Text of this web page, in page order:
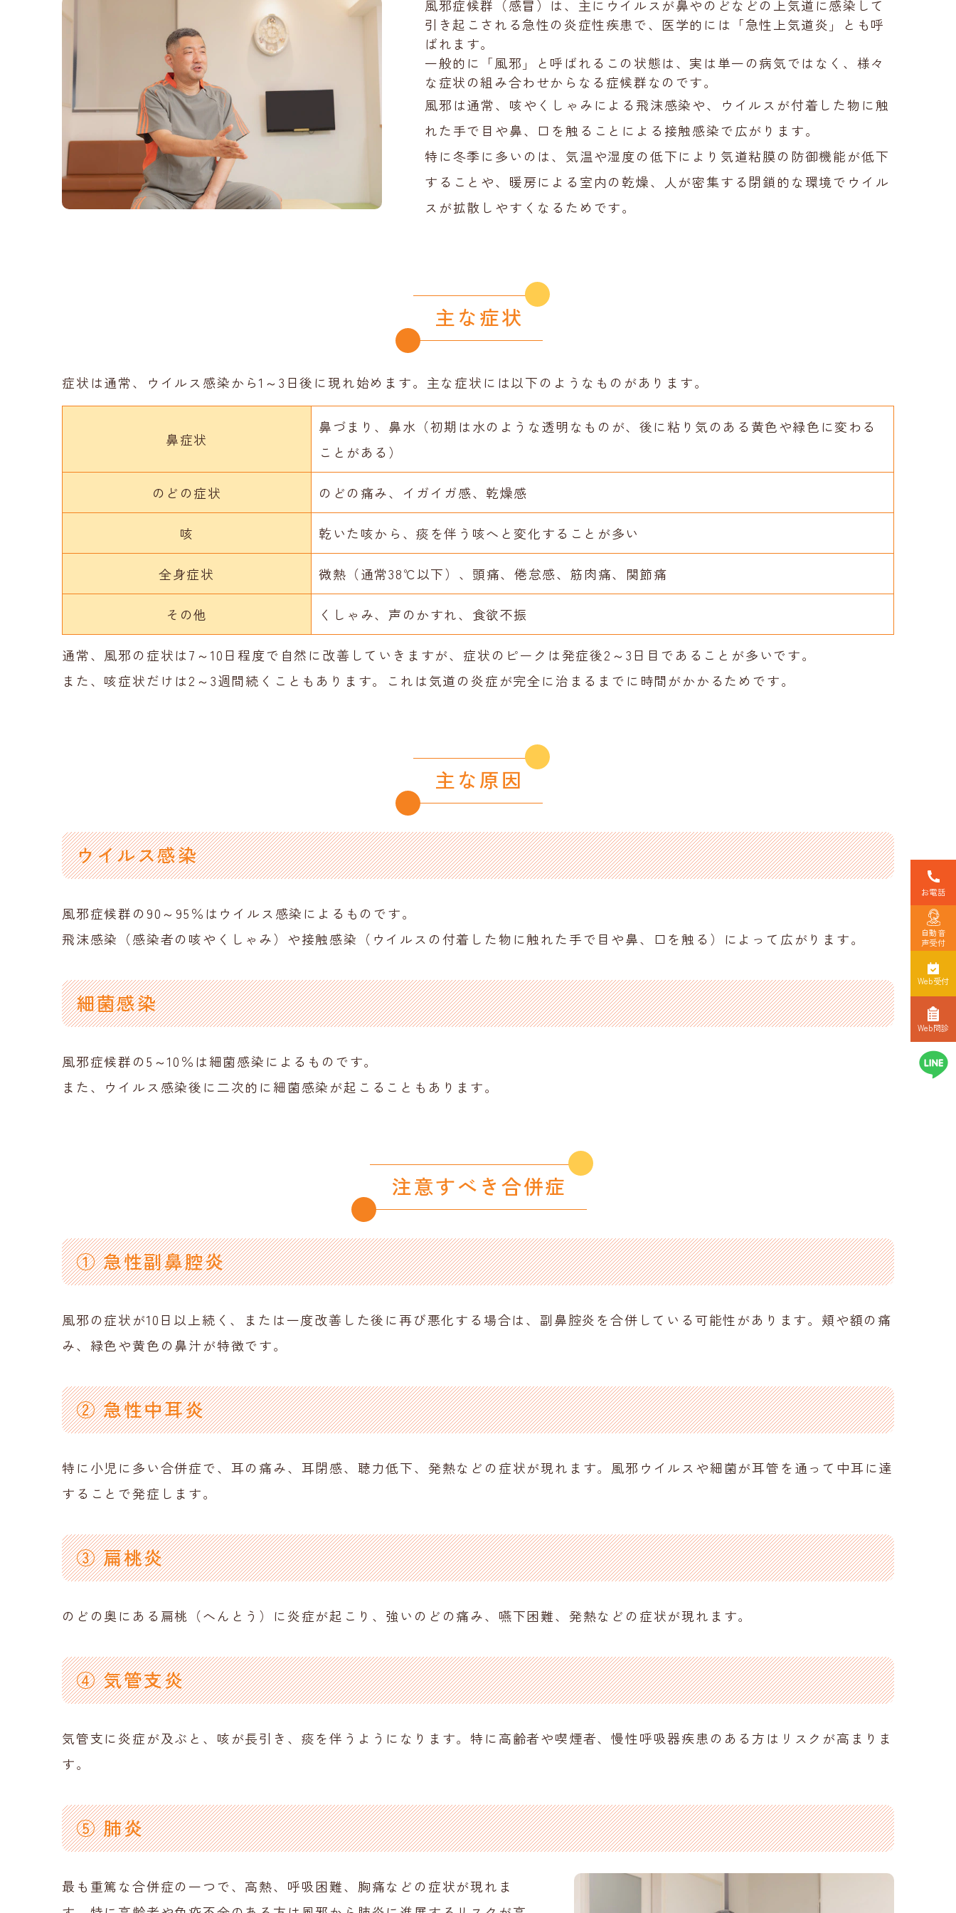
風邪症候群（感冒）は、主にウイルスが鼻やのどなどの上気道に感染して
引き起こされる急性の炎症性疾患で、医学的には「急性上気道炎」とも呼
ばれます。
一般的に「風邪」と呼ばれるこの状態は、実は単一の病気ではなく、様々
な症状の組み合わせからなる症候群なのです。
風邪は通常、咳やくしゃみによる飛沫感染や、ウイルスが付着した物に触
れた手で目や鼻、口を触ることによる接触感染で広がります。
特に冬季に多いのは、気温や湿度の低下により気道粘膜の防御機能が低下
することや、暖房による室内の乾燥、人が密集する閉鎖的な環境でウイル
スが拡散しやすくなるためです。
主な症状
症状は通常、ウイルス感染から1～3日後に現れ始めます。主な症状には以下のようなものがあります。
鼻症状
鼻づまり、鼻水（初期は水のような透明なものが、後に粘り気のある黄色や緑色に変わる
ことがある）
のどの症状 のどの痛み、イガイガ感、乾燥感
咳 乾いた咳から、痰を伴う咳へと変化することが多い
全身症状 微熱（通常38℃以下）、頭痛、倦怠感、筋肉痛、関節痛
その他 くしゃみ、声のかすれ、食欲不振
通常、風邪の症状は7～10日程度で自然に改善していきますが、症状のピークは発症後2～3日目であることが多いです。
また、咳症状だけは2～3週間続くこともあります。これは気道の炎症が完全に治まるまでに時間がかかるためです。
主な原因
ウイルス感染
風邪症候群の90～95％はウイルス感染によるものです。
飛沫感染（感染者の咳やくしゃみ）や接触感染（ウイルスの付着した物に触れた手で目や鼻、口を触る）によって広がります。
細菌感染
風邪症候群の5～10％は細菌感染によるものです。
また、ウイルス感染後に二次的に細菌感染が起こることもあります。
注意すべき合併症
① 急性副鼻腔炎
風邪の症状が10日以上続く、または一度改善した後に再び悪化する場合は、副鼻腔炎を合併している可能性があります。頬や額の痛
み、緑色や黄色の鼻汁が特徴です。
② 急性中耳炎
特に小児に多い合併症で、耳の痛み、耳閉感、聴力低下、発熱などの症状が現れます。風邪ウイルスや細菌が耳管を通って中耳に達
することで発症します。
③ 扁桃炎
のどの奥にある扁桃（へんとう）に炎症が起こり、強いのどの痛み、嚥下困難、発熱などの症状が現れます。
④ 気管支炎
気管支に炎症が及ぶと、咳が長引き、痰を伴うようになります。特に高齢者や喫煙者、慢性呼吸器疾患のある方はリスクが高まりま
す。
⑤ 肺炎
最も重篤な合併症の一つで、高熱、呼吸困難、胸痛などの症状が現れま
お電話
自動音
声受付
Web受付
Web問診